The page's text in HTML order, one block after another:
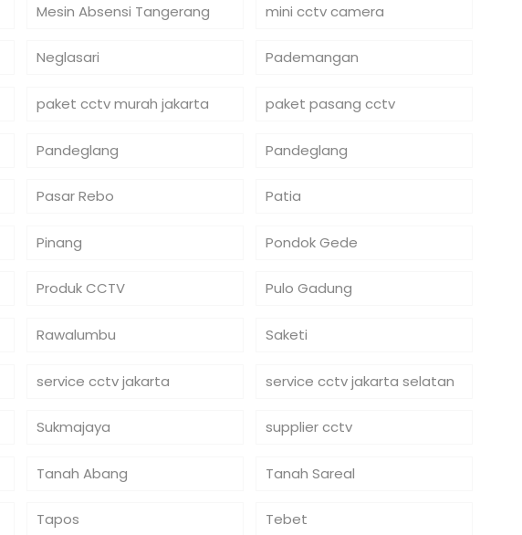
Mesin Absensi Tangerang mini cctv camera
Neglasari Pademangan
paket cctv murah jakarta paket pasang cctv
Pandeglang Pandeglang
Pasar Rebo Patia
Pinang Pondok Gede
Produk CCTV Pulo Gadung
Rawalumbu Saketi
service cctv jakarta service cctv jakarta selatan
Sukmajaya supplier cctv
Tanah Abang Tanah Sareal
Tapos Tebet